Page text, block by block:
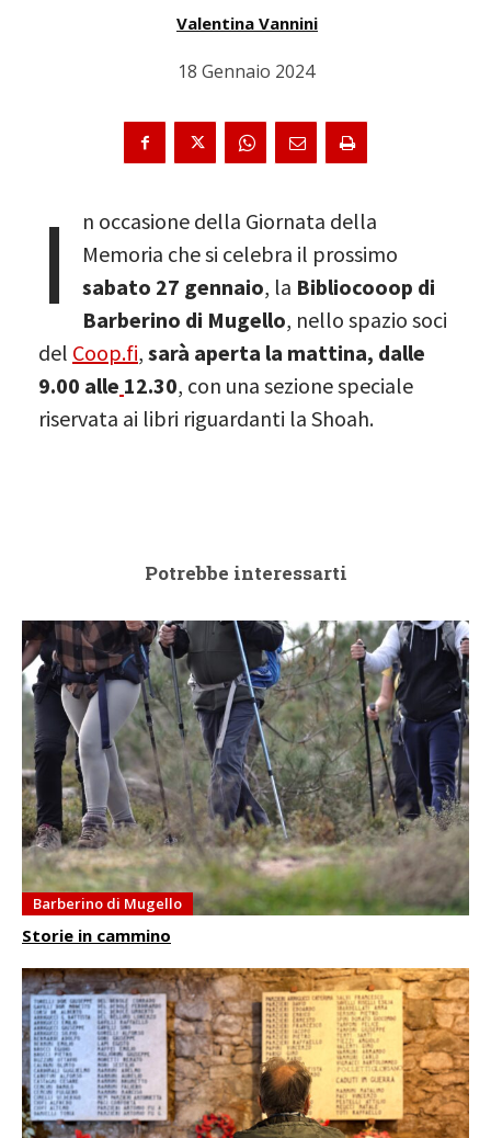
Valentina Vannini
18 Gennaio 2024
I
n occasione della Giornata della
Memoria che si celebra il prossimo
sabato 27 gennaio, la Bibliocooop di
Barberino di Mugello, nello spazio soci
del Coop.fi, sarà aperta la mattina, dalle
9.00 alle 12.30, con una sezione speciale
riservata ai libri riguardanti la Shoah.
Potrebbe interessarti
Barberino di Mugello
Storie in cammino